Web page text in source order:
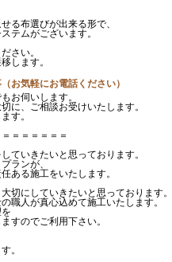
る布選びが出来る形で、
テムがございます。
さい。
します。
お気軽にお電話ください）
お伺いします。
に、ご相談お受けいたします。
す。
＝＝＝＝＝＝
ていきたいと思っております。
ランが、
ある施工をいたします。
切にしていきたいと思っております。
職人が真心込めて施工いたします。
すのでご利用下さい。
。